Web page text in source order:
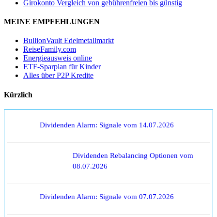
Girokonto Vergleich von gebührenfreien bis günstig
MEINE EMPFEHLUNGEN
BullionVault Edelmetallmarkt
ReiseFamily.com
Energieausweis online
ETF-Sparplan für Kinder
Alles über P2P Kredite
Kürzlich
Dividenden Alarm: Signale vom 14.07.2026
Dividenden Rebalancing Optionen vom
08.07.2026
Dividenden Alarm: Signale vom 07.07.2026